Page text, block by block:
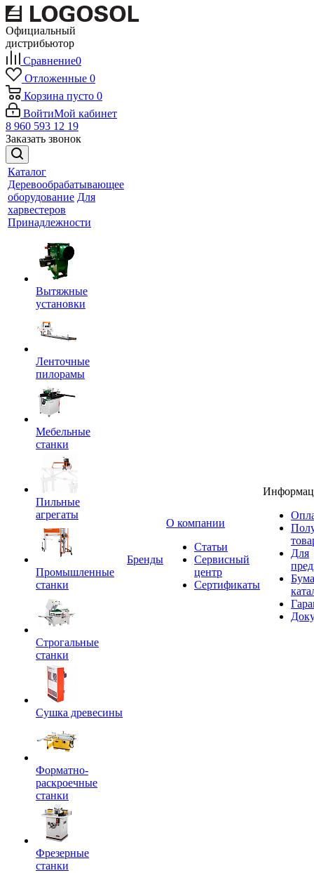
Официальный
дистрибьютор
Сравнение0
Отложенные 0
Корзина пусто 0
ВойтиМой кабинет
8 960 593 12 19
Заказать звонок
Каталог
Деревообрабатывающее
оборудование Для
харвестеров
Принадлежности
Вытяжные
установки
Ленточные
пилорамы
Мебельные
станки
Пильные
агрегаты
Промышленные
станки
Строгальные
станки
Сушка древесины
Форматно-
раскроечные
станки
Фрезерные
станки
Бренды
O компании
Статьи
Сервисный
центр
Сертификаты
Для